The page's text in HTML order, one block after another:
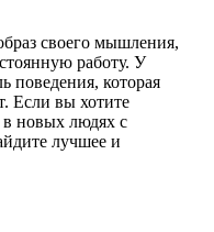
своего мышления,
работу. У
поведения, которая
Если вы хотите
новых людях с
лучшее и